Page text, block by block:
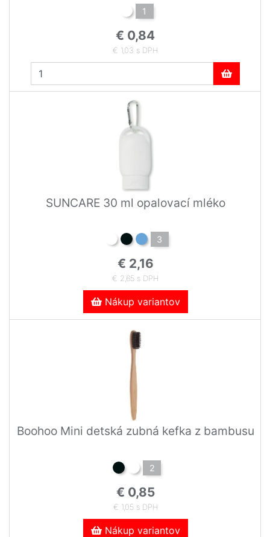
1
€ 0,84
€ 1,03 s DPH
SUNCARE 30 ml opalovací mléko
3
€ 2,16
€ 2,65 s DPH
Nákup variantov
Boohoo Mini detská zubná kefka z bambusu
2
€ 0,85
€ 1,05 s DPH
Nákup variantov